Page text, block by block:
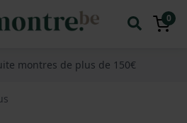
0
montres de plus de 150€